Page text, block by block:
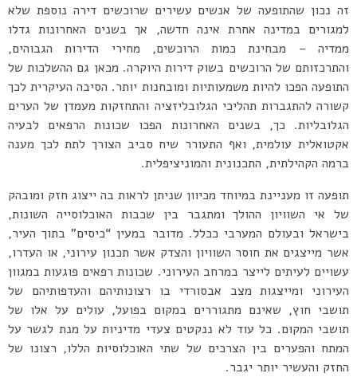
זה נכון שהתופעה של אנשים עשירים שרוכשים דירה נוספת שלא
למגורים במדינה אחרת אינה חדשה, אך בשנים האחרונות גדלו
ממדיה – מבחינת כמות הרוכשים, מחירי הדירות הגבוהים,
והתרכזותם של הרוכשים בשוק דירות היוקרה. מכאן גם ההשלכות של
התופעה הפכו להיות משמעותיות ומובחנות יותר. הסיבה העיקרית לכך
קשורה להתגברות תהליכי הגלובליזציה והתחזקות מעמדן של הערים
הגלובליות. כך, בשנים האחרונות הפכו שכונות הרפאים לבעיה
אקטואלית עולמית, ואף התעורר שיח סביב הצורך לתת לכך מענה
ברמה הקהילתית, התכנונית והמוניציפלית.
תופעה זו מעניינת במיוחד מכיוון שניתן לראות בה ייצוג חזק ומובהק
של אי השוויון ההולך ומתגבר בין שכבות האוכלוסייה השונות,
בישראל ובעולם המערבי ככלל. מדובר במעין “כיסים” בתוך העיר,
אשר מייצגים את חוסר השוויון והצדק אשר תכנון עירוני, או העדרו,
עשויים לעיתים לייצר במרחב העירוני. שכונות רפאים פוגעות במגוון
העירוני ומייצגות מצב אבסורדי בו רצונותיהם והעדפותיהם של
תושבי חוץ, שאינם מתגוררים במקום בפועל, עולים על אלו של
תושבי המקום. כל עוד לא ננקטים צעדי מדיניות על מנת לגשר על
המתח והפערים בין הצרכים של שתי האוכלוסיות הללו, רצונו של
החזק והעשיר יותר יגבר.